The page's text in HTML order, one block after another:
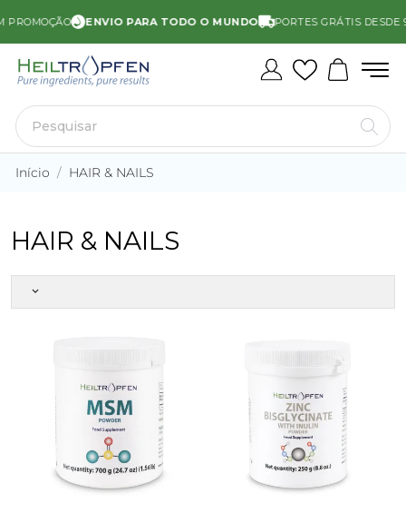
ENVIO PARA TODO O MUNDO PORTES GRÁTIS DESDE
Início HAIR & NAILS
HAIR & NAILS
keyboard_arrow_down